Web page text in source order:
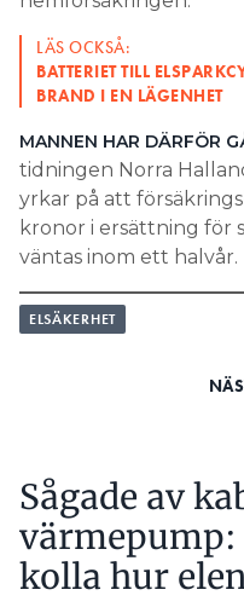
LÄS OCKSÅ:
BATTERIET TILL
BRAND I EN LÄGENHET
MANNEN HAR DÄRFÖR
tidningen Norra
yrkar på att
kronor i ersättning för
väntas inom ett halvår.
ELSÄKERHET
Sågade av
kolla hur